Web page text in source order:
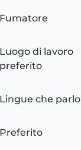
Fumatore
Luogo di lavoro
preferito
Lingue che parlo
Preferito